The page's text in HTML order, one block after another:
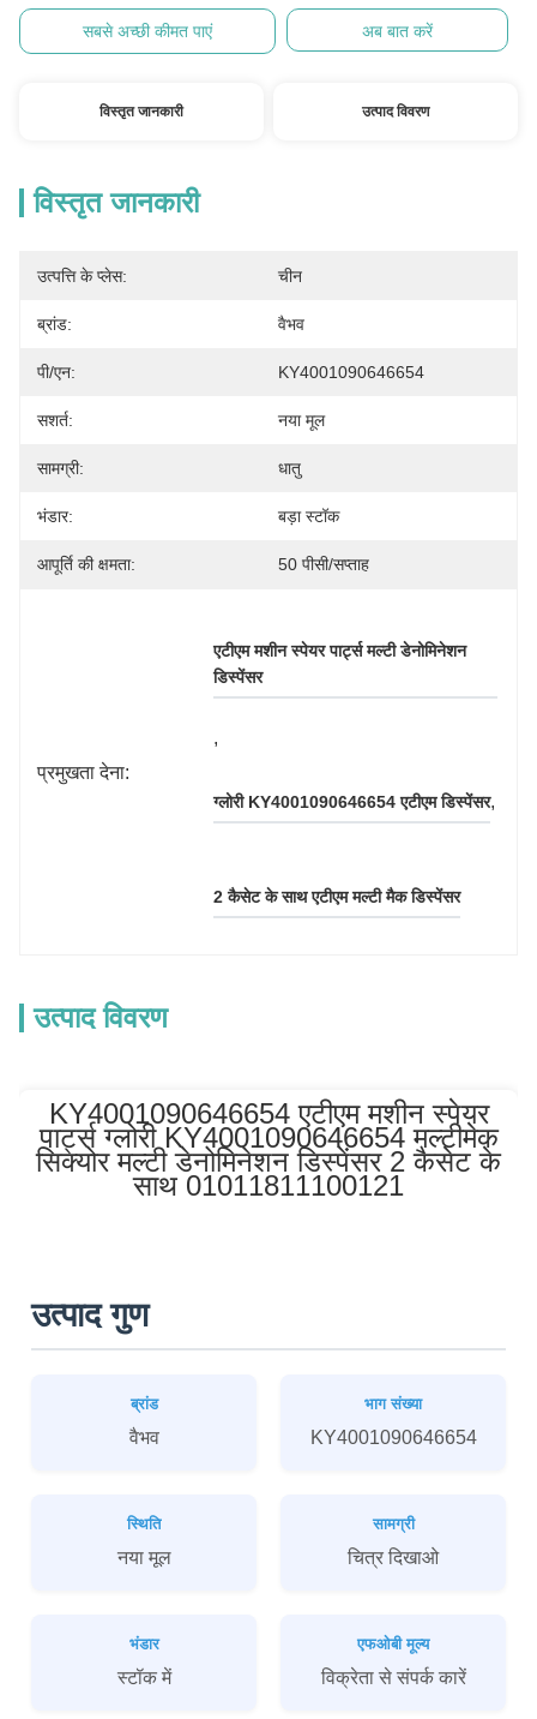
सबसे अच्छी कीमत पाएं अब बात करें
विस्तृत जानकारी उत्पाद विवरण
विस्तृत जानकारी
उत्पत्ति के प्लेस: चीन
ब्रांड: वैभव
पी/एन: KY4001090646654
सशर्त: नया मूल
सामग्री: धातु
भंडार: बड़ा स्टॉक
आपूर्ति की क्षमता: 50 पीसी/सप्ताह
प्रमुखता देना:
एटीएम मशीन स्पेयर पार्ट्स मल्टी डेनोमिनेशन
डिस्पेंसर
,
ग्लोरी KY4001090646654 एटीएम डिस्पेंसर
2 कैसेट के साथ एटीएम मल्टी मैक डिस्पेंसर
उत्पाद विवरण
KY4001090646654 एटीएम मशीन स्पेयर
पार्ट्स ग्लोरी KY4001090646654 मल्टीमेक
सिक्योर मल्टी डेनोमिनेशन डिस्पेंसर 2 कैसेट के
साथ 01011811100121
उत्पाद गुण
ब्रांड
वैभव
भाग संख्या
KY4001090646654
स्थिति
नया मूल
सामग्री
चित्र दिखाओ
भंडार
स्टॉक में
एफओबी मूल्य
विक्रेता से संपर्क कारें